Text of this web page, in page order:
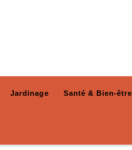
Jardinage Santé & Bien-être